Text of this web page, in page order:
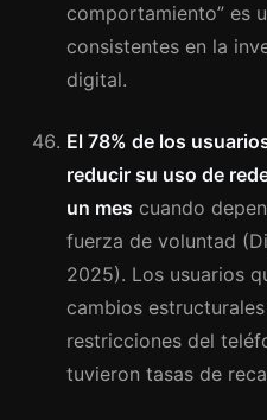
comportamiento” es
consistentes en la
digital.
El 78% de los
reducir su uso de
un mes cuando
fuerza de voluntad
2025). Los usuarios
cambios
restricciones del
tuvieron tasas de